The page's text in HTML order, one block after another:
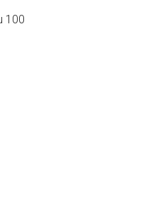
100